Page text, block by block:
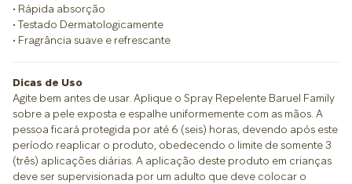
• Rápida absorção
• Testado Dermatologicamente
• Fragrância suave e refrescante
Dicas de Uso
Agite bem antes de usar. Aplique o Spray Repelente Baruel Family
sobre a pele exposta e espalhe uniformemente com as mãos. A
pessoa ficará protegida por até 6 (seis) horas, devendo após este
período reaplicar o produto, obedecendo o limite de somente 3
(três) aplicações diárias. A aplicação deste produto em crianças
deve ser supervisionada por um adulto que deve colocar o